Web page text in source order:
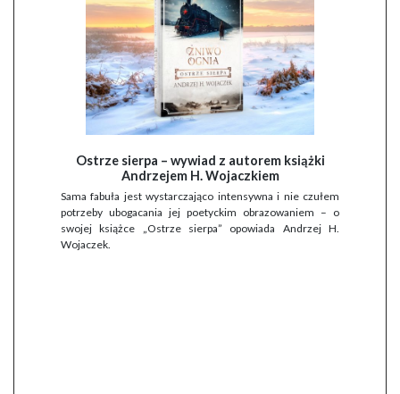
Ostrze sierpa – wywiad z autorem książki
Andrzejem H. Wojaczkiem
Sama fabuła jest wystarczająco intensywna i nie czułem
potrzeby ubogacania jej poetyckim obrazowaniem – o
swojej książce „Ostrze sierpa” opowiada Andrzej H.
Wojaczek.